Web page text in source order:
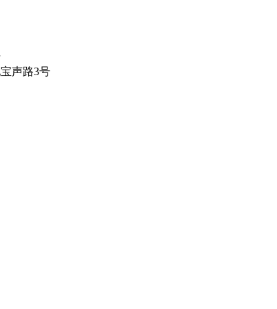
声路3号